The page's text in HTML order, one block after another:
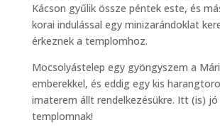
Kácson gyűlik össze péntek este, és
korai indulással egy minizarándoklat
érkeznek a templomhoz.
Mocsolyástelep egy gyöngyszem a
emberekkel, és eddig egy kis
imaterem állt rendelkezésükre. Itt (is) jó
templomnak!